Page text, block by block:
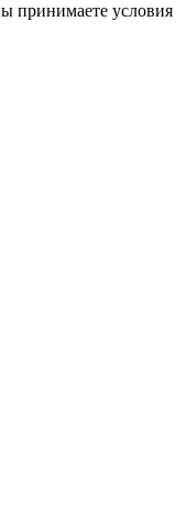
принимаете условия